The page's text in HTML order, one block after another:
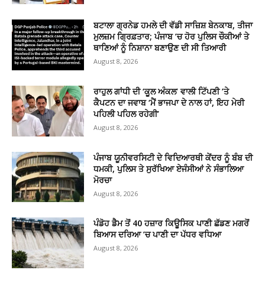
ਬਟਾਲਾ ਗ੍ਰਨੇਡ ਹਮਲੇ ਦੀ ਵੱਡੀ ਸਾਜ਼ਿਸ਼ ਬੇਨਕਾਬ, ਤੀਜਾ
ਮੁਲਜ਼ਮ ਗ੍ਰਿਫ਼ਤਾਰ; ਪੰਜਾਬ ’ਚ ਹੋਰ ਪੁਲਿਸ ਚੌਕੀਆਂ ਤੇ
ਥਾਣਿਆਂ ਨੂੰ ਨਿਸ਼ਾਨਾ ਬਣਾਉਣ ਦੀ ਸੀ ਤਿਆਰੀ
August 8, 2026
ਰਾਹੁਲ ਗਾਂਧੀ ਦੀ ‘ਕੂਲ ਅੰਕਲ’ ਵਾਲੀ ਟਿੱਪਣੀ ’ਤੇ
ਕੈਪਟਨ ਦਾ ਜਵਾਬ ‘ਮੈਂ ਭਾਜਪਾ ਦੇ ਨਾਲ ਹਾਂ, ਇਹ ਮੇਰੀ
ਪਹਿਲੀ ਪਹਿਲ ਰਹੇਗੀ’
August 8, 2026
ਪੰਜਾਬ ਯੂਨੀਵਰਸਿਟੀ ਦੇ ਵਿਦਿਆਰਥੀ ਕੇਂਦਰ ਨੂੰ ਬੰਬ ਦੀ
ਧਮਕੀ, ਪੁਲਿਸ ਤੇ ਸੁਰੱਖਿਆ ਏਜੰਸੀਆਂ ਨੇ ਸੰਭਾਲਿਆ
ਮੋਰਚਾ
August 8, 2026
ਪੰਡੋਹ ਡੈਮ ਤੋਂ 40 ਹਜ਼ਾਰ ਕਿਊਸਿਕ ਪਾਣੀ ਛੱਡਣ ਮਗਰੋਂ
ਬਿਆਸ ਦਰਿਆ ’ਚ ਪਾਣੀ ਦਾ ਪੱਧਰ ਵਧਿਆ
August 8, 2026